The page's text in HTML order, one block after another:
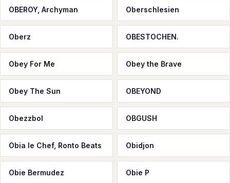
OBEROY, Archyman Oberschlesien
Oberz OBESTOCHEN.
Obey For Me Obey the Brave
Obey The Sun OBEYOND
Obezzbol OBGUSH
Obia le Chef, Ronto Beats Obidjon
Obie Bermudez Obie P